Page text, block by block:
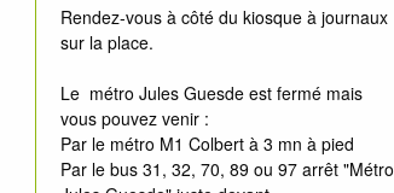
Rendez-vous à côté du kiosque à journaux
sur la place.
Le métro Jules Guesde est fermé mais
vous pouvez venir :
Par le métro M1 Colbert à 3 mn à pied
Par le bus 31, 32, 70, 89 ou 97 arrêt "Métro